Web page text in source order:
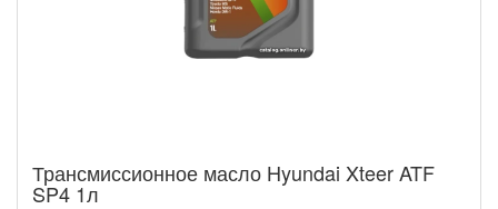
Трансмиссионное масло Hyundai Xteer ATF
SP4 1л